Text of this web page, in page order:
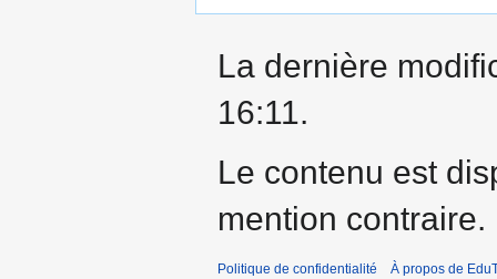
La dernière
16:11.
Le contenu est
mention contraire.
Politique de confidentialité À propos de